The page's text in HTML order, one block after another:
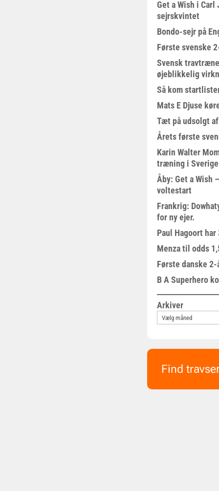
Get a Wish i Carl
sejrskvintet
Bondo-sejr på
Første svenske
Svensk
øjeblikkelig
Så kom
Mats E Djuse
Tæt på udsolgt
Årets første
Karin Walter
træning i Sverige
Åby: Get a Wish
voltestart
Frankrig:
for ny ejer.
Paul Hagoort
Menza til odds
Første danske
B A Superhero
Arkiver
Find